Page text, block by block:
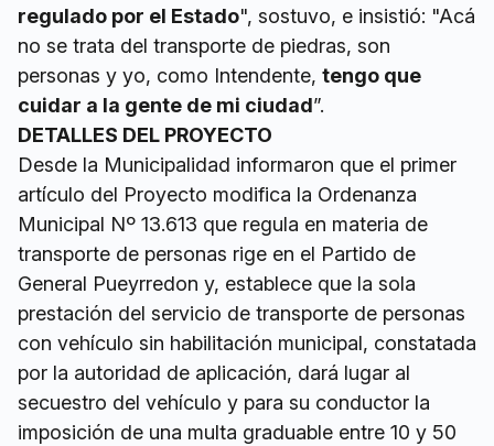
regulado por el Estado", sostuvo, e insistió: "Acá
no se trata del transporte de piedras, son
personas y yo, como Intendente, tengo que
cuidar a la gente de mi ciudad”.
DETALLES DEL PROYECTO
Desde la Municipalidad informaron que el primer
artículo del Proyecto modifica la Ordenanza
Municipal Nº 13.613 que regula en materia de
transporte de personas rige en el Partido de
General Pueyrredon y, establece que la sola
prestación del servicio de transporte de personas
con vehículo sin habilitación municipal, constatada
por la autoridad de aplicación, dará lugar al
secuestro del vehículo y para su conductor la
imposición de una multa graduable entre 10 y 50